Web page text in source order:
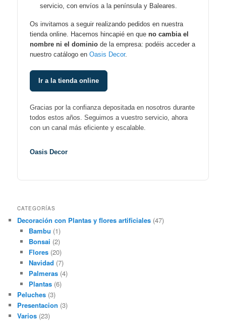
servicio, con envíos a la península y Baleares.
Os invitamos a seguir realizando pedidos en nuestra
tienda online. Hacemos hincapié en queno cambia el
nombre ni el dominio de la empresa: podéis acceder a
nuestro catálogo enOasis Decor.
Ir a la tienda online
Gracias por la confianza depositada en nosotros durante
todos estos años. Seguimos a vuestro servicio, ahora
con un canal más eficiente y escalable.
Oasis Decor
CATEGORÍAS
Decoración con Plantas y flores artificiales (47)
Bambu (1)
Bonsai (2)
Flores(20)
Navidad (7)
Palmeras(4)
Plantas(6)
Peluches (3)
Presentacion (3)
Varios (23)